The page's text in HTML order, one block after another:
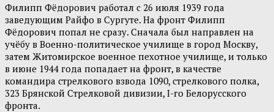
Филипп Фёдорович работал с 26 июля 1939 года
заведующим Райфо в Сургуте. На фронт Филипп
Фёдорович попал не сразу. Сначала был направлен на
учёбу в Военно-политическое училище в город Москву,
затем Житомирское военное пехотное училище, и только
в июне 1944 года попадает на фронт, в качестве
командира стрелкового взвода 1090, стрелкового полка,
323 Брянской Стрелковой дивизии, I-го Белорусского
фронта.